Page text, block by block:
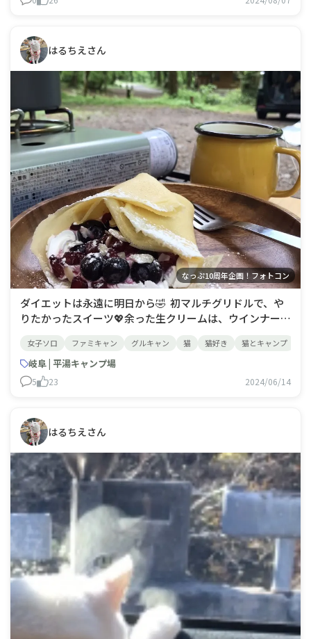
はるちえさん
なっぷ10周年企画！フォトコン
ダイエットは永遠に明日から🤣 初マルチグリドルで、や
りたかったスイーツ💖余った生クリームは、ウインナーコ
女子ソロ ファミキャン グルキャン 猫 猫好き 猫とキャンプ
岐阜 | 平湯キャンプ場
5 23 2024/06/14
はるちえさん